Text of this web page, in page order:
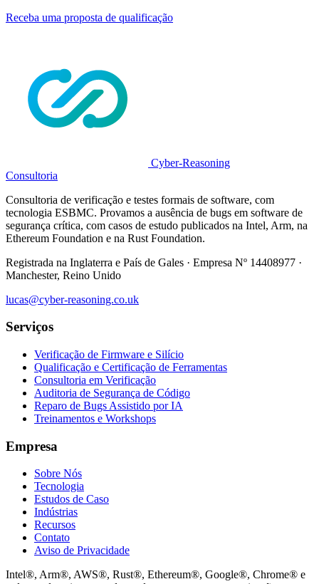
Receba uma proposta de qualificação
Cyber-Reasoning
Consultoria
Consultoria de verificação e testes formais de software, com
tecnologia ESBMC. Provamos a ausência de bugs em software de
segurança crítica, com casos de estudo publicados na Intel, Arm, na
Ethereum Foundation e na Rust Foundation.
Registrada na Inglaterra e País de Gales · Empresa Nº 14408977 ·
Manchester, Reino Unido
lucas@cyber-reasoning.co.uk
Serviços
Verificação de Firmware e Silício
Qualificação e Certificação de Ferramentas
Consultoria em Verificação
Auditoria de Segurança de Código
Reparo de Bugs Assistido por IA
Treinamentos e Workshops
Empresa
Sobre Nós
Tecnologia
Estudos de Caso
Indústrias
Recursos
Contato
Aviso de Privacidade
Intel®, Arm®, AWS®, Rust®, Ethereum®, Google®, Chrome® e